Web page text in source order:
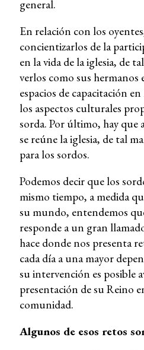
general.
En relación con los
concientizarlos de la
en la vida de la iglesia, de
verlos como sus hermanos
espacios de capacitación
los aspectos culturales
sorda. Por último, hay que
se reúne la iglesia, de tal
para los sordos.
Podemos decir que los
mismo tiempo, a medida
su mundo, entendemos
responde a un gran
hace donde nos presenta
cada día a una mayor
su intervención es posible
presentación de su Reino
comunidad.
Algunos de esos retos